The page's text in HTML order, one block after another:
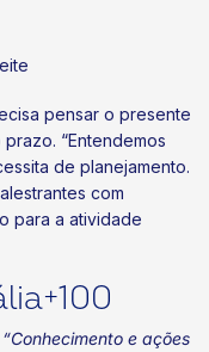
pensar o presente
“Entendemos
de planejamento.
com
para a atividade
“Conhecimento e ações